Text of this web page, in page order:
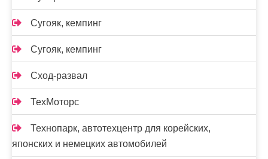
Сугояк, кемпинг
Сугояк, кемпинг
Сход-развал
ТехМоторс
Технопарк, автотехцентр для корейских,
японских и немецких автомобилей